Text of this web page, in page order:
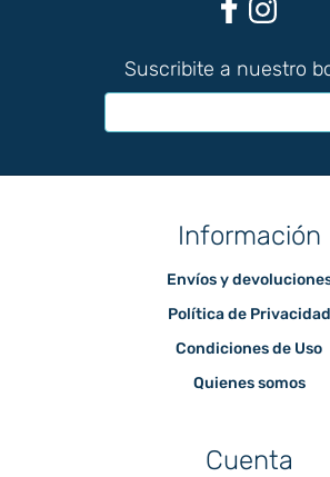
Suscribite a nuestro
Información
Envíos y
Política de Privacidad
Condiciones de Uso
Quienes somos
Cuenta